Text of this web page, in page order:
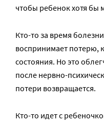
чтобы ребенок хотя бы
Кто-то за время
воспринимает потерю,
состояния. Но это
после нервно-
потери возвращается.
Кто-то идет с